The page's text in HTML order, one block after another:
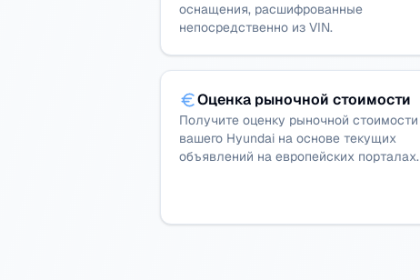
оснащения, расшифрованные
непосредственно из VIN.
Оценка рыночной стоимости
Получите оценку рыночной стоимости
вашего Hyundai на основе текущих
объявлений на европейских порталах.